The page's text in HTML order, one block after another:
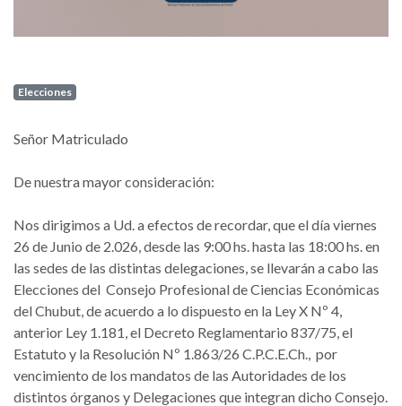
Elecciones
Señor Matriculado
De nuestra mayor consideración:
Nos dirigimos a Ud. a efectos de recordar, que el día viernes
26 de Junio de 2.026, desde las 9:00 hs. hasta las 18:00 hs. en
las sedes de las distintas delegaciones, se llevarán a cabo las
Elecciones del Consejo Profesional de Ciencias Económicas
del Chubut, de acuerdo a lo dispuesto en la Ley X Nº 4,
anterior Ley 1.181, el Decreto Reglamentario 837/75, el
Estatuto y la Resolución Nº 1.863/26 C.P.C.E.Ch., por
vencimiento de los mandatos de las Autoridades de los
distintos órganos y Delegaciones que integran dicho Consejo.